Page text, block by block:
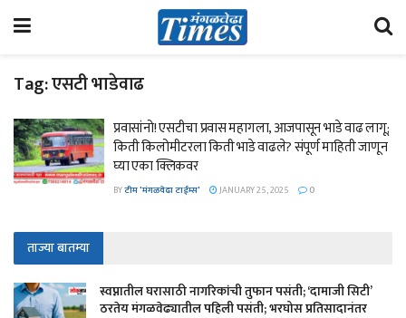
Tag:एसटी भाडेवाढ
प्रवासांनो! एसटीचा प्रवास महागला, आजपासून भाडे वाढ लागू;
किती किलोमीटरला किती भाडे वाढले? संपूर्ण माहिती जाणून
घ्या एका क्लिकवर
BYटीम 'मंगळवेढा टाईम्स' JANUARY 25, 2025 0
ताज्या बातम्या
स्वप्नातील घरासाठी नागरिकांची तुफान पसंती; ‘दामाजी सिटी’
ठरतेय मंगळवेढ्यातील पहिली पसंती; भरघोस प्रतिसादानंतर